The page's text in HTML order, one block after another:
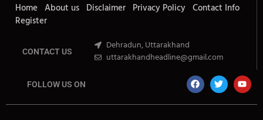
Home About us Disclaimer Privacy Policy Contact Info
Register
CONTACT US
Dehradun, Uttarakhand
uttarakhandheadline@gmail.com
FOLLOW US ON